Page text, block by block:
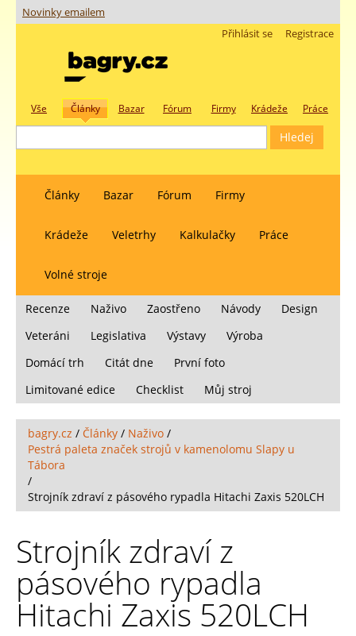
Novinky emailem
Registrace
Přihlásit se
Vše Články Bazar Fórum Firmy Krádeže Práce
Články Bazar Fórum Firmy
Krádeže Veletrhy Kalkulačky Práce
Volné stroje
Recenze Naživo Zaostřeno Návody
Design
Veteráni
Legislativa Výstavy
Výroba
Domácí trh
Citát dne
První foto
Limitované edice
Checklist Můj stroj
bagry.cz / Články / Naživo /
Pestrá paleta značek strojů v kamenolomu Slapy u
Tábora
/
Strojník zdraví z pásového rypadla Hitachi Zaxis 520LCH
Strojník zdraví z
pásového rypadla
Hitachi Zaxis 520LCH